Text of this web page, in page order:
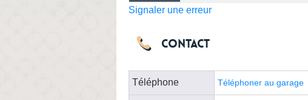
Signaler une erreur
Contact
Téléphone Téléphoner au garage